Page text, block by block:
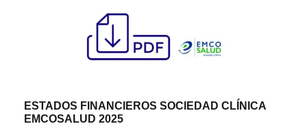
ESTADOS FINANCIEROS SOCIEDAD CLÍNICA
EMCOSALUD 2025